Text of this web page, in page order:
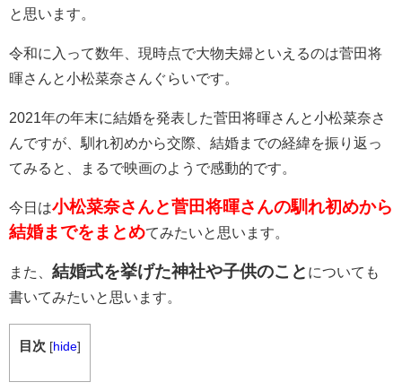
と思います。
令和に入って数年、現時点で大物夫婦といえるのは菅田将
暉さんと小松菜奈さんぐらいです。
2021年の年末に結婚を発表した菅田将暉さんと小松菜奈さ
んですが、馴れ初めから交際、結婚までの経緯を振り返っ
てみると、まるで映画のようで感動的です。
今日は小松菜奈さんと菅田将暉さんの馴れ初めから
結婚までをまとめてみたいと思います。
また、 結婚式を挙げた神社や子供のこと についても
書いてみたいと思います。
目次 [hide]